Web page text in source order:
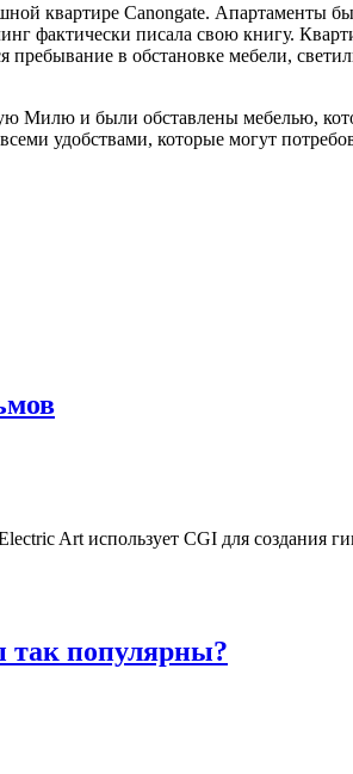
квартире Canongate.
фактически писала свою книгу.
в обстановке мебели,
и были обставлены мебелью,
удобствами, которые могут
Art использует CGI для
популярны?